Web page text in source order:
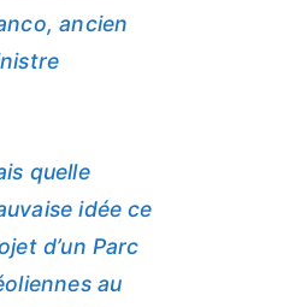
ancien
quelle
idée ce
d’un Parc
au